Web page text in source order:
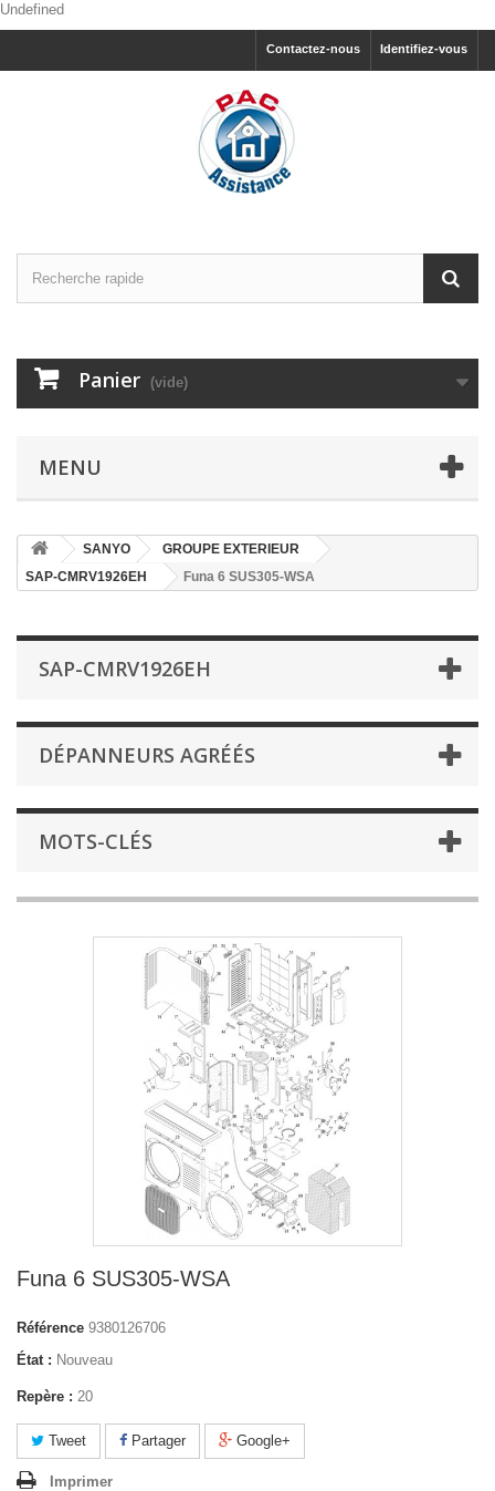
Undefined
Identifiez-vous
Contactez-nous
Panier (vide)
MENU
SANYO
GROUPE EXTERIEUR
SAP-CMRV1926EH
Funa 6 SUS305-WSA
SAP-CMRV1926EH
DÉPANNEURS AGRÉÉS
MOTS-CLÉS
Funa 6 SUS305-WSA
Référence 9380126706
État : Nouveau
Repère : 20
Tweet Partager Google+
Imprimer